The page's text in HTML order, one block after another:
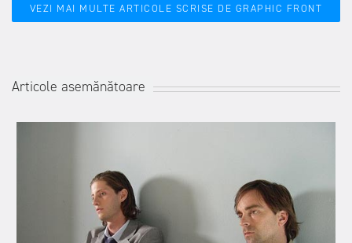
VEZI MAI MULTE ARTICOLE SCRISE DE GRAPHIC FRONT
Articole asemănătoare